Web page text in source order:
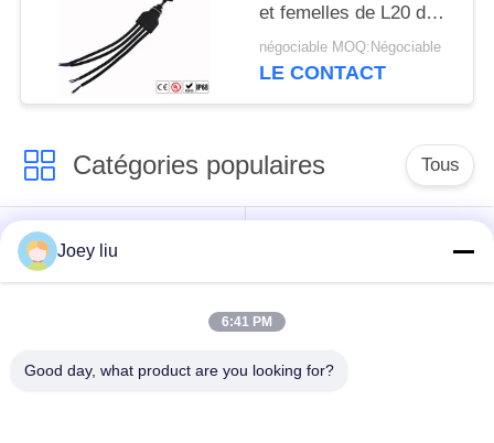
et femelles de L20 de 3
manières T
négociable MOQ:Négociable
LE CONTACT
Catégories populaires Tous
Connecteur circulaire
imperméable
basse tension
imperméable de
Support de la lampe
Joey liu
6:41 PM
Good day, what product are you looking for?